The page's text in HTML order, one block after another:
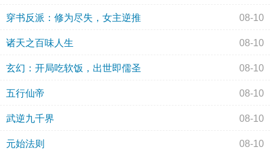
穿书反派：修为尽失，女主逆推 08-10
诸天之百味人生 08-10
玄幻：开局吃软饭，出世即儒圣 08-10
五行仙帝 08-10
武逆九千界 08-10
元始法则 08-10